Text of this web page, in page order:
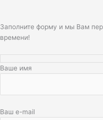
Заполните форму и мы Вам
времени!
Ваше имя
Ваш e-mail